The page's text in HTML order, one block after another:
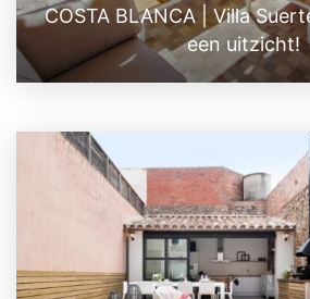
COSTA BLANCA | Villa
een uitzicht!